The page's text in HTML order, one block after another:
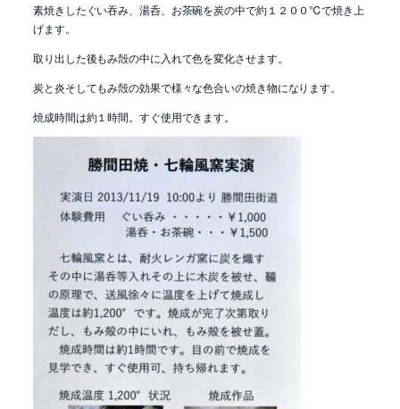
素焼きしたぐい吞み、湯呑、お茶碗を炭の中で約１２００℃で焼き上
げます。
取り出した後もみ殻の中に入れて色を変化させます。
炭と炎そしてもみ殻の効果で様々な色合いの焼き物になります。
焼成時間は約１時間。すぐ使用できます。